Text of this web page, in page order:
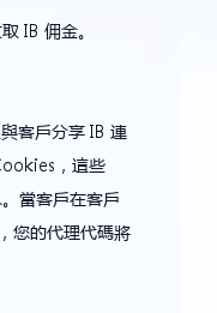
IB 佣金。
客戶分享 IB 連
，這些
當客戶在客戶
您的代理代碼將